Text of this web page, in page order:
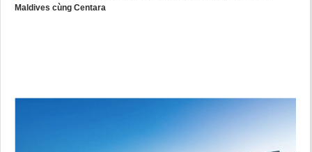
Maldives cùng Centara